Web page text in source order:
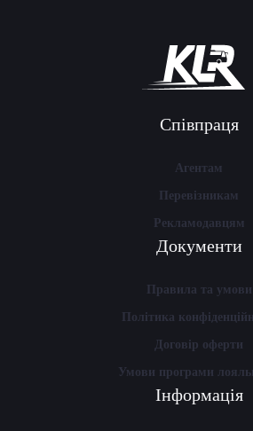
Співпраця
Агентам
Перевізникам
Рекламодавцям
Документи
Правила та умови
Політика
Договір оферти
Умови програми
Інформація